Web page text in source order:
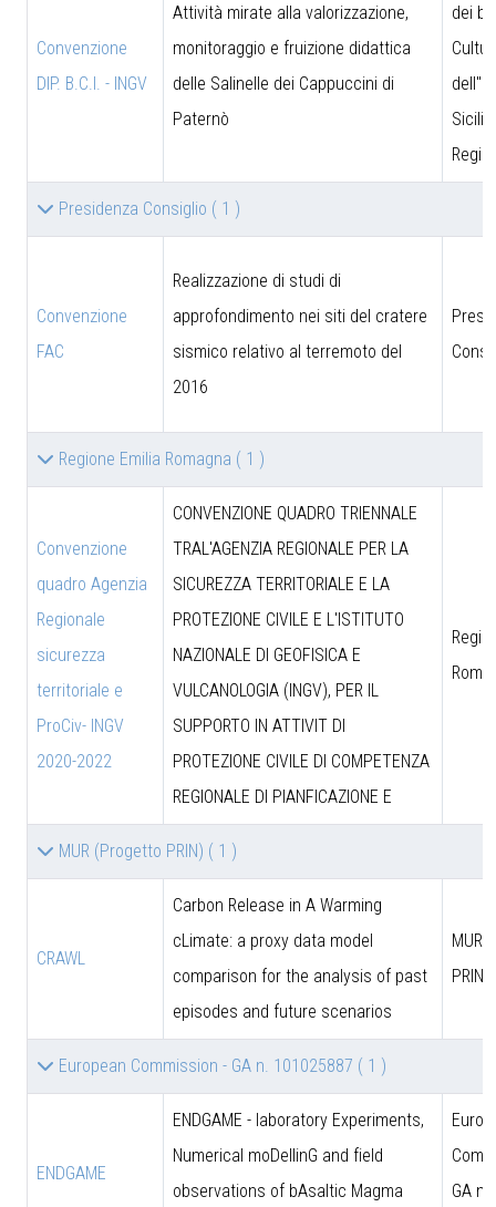
Convenzione
DIP. B.C.I. - INGV
Attività mirate alla valorizzazione,
monitoraggio e fruizione didattica
delle Salinelle dei Cappuccini di
Paternò
dei
Presidenza Consiglio ( 1 )
Convenzione
FAC
Realizzazione di studi di
approfondimento nei siti del cratere
sismico relativo al terremoto del
2016
Regione Emilia Romagna ( 1 )
Convenzione
quadro Agenzia
Regionale
sicurezza
territoriale e
ProCiv- INGV
2020-2022
CONVENZIONE QUADRO TRIENNALE
TRAL'AGENZIA REGIONALE PER LA
SICUREZZA TERRITORIALE E LA
PROTEZIONE CIVILE E L'ISTITUTO
NAZIONALE DI GEOFISICA E
VULCANOLOGIA (INGV), PER IL
SUPPORTO IN ATTIVIT DI
PROTEZIONE CIVILE DI COMPETENZA
REGIONALE DI PIANFICAZIONE E
MUR (Progetto PRIN) ( 1 )
CRAWL
Carbon Release in A Warming
cLimate: a proxy data model
comparison for the analysis of past
episodes and future scenarios
MUR
PRIN)
European Commission - GA n. 101025887 ( 1 )
ENDGAME
ENDGAME - laboratory Experiments,
Numerical moDellinG and field
observations of bAsaltic Magma
GA n.